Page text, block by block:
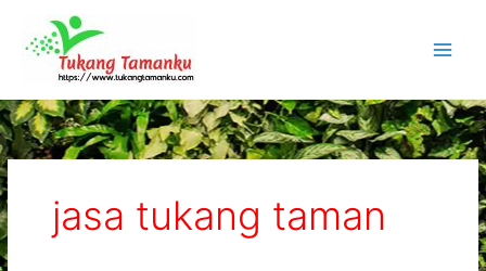
konten
jasa tukang taman